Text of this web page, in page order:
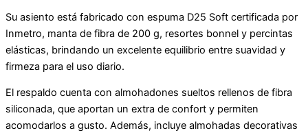
Su asiento está fabricado con espuma D25 Soft certificada por
Inmetro, manta de fibra de 200 g, resortes bonnel y percintas
elásticas, brindando un excelente equilibrio entre suavidad y
firmeza para el uso diario.
El respaldo cuenta con almohadones sueltos rellenos de fibra
siliconada, que aportan un extra de confort y permiten
acomodarlos a gusto. Además, incluye almohadas decorativas